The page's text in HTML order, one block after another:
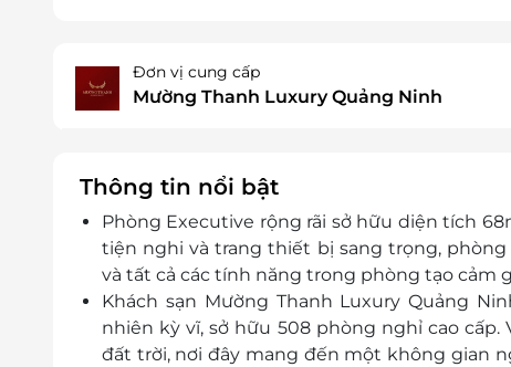
Đơn vị cung cấp
Mường Thanh Luxury Quảng Ninh
Thông tin nổi bật
Phòng Executive rộng rãi sở hữu diện tích
tiện nghi và trang thiết bị sang trọng,
và tất cả các tính năng trong phòng tạo cảm
Khách sạn Mường Thanh Luxury Quảng
nhiên kỳ vĩ, sở hữu 508 phòng nghỉ cao
đất trời, nơi đây mang đến một không gian